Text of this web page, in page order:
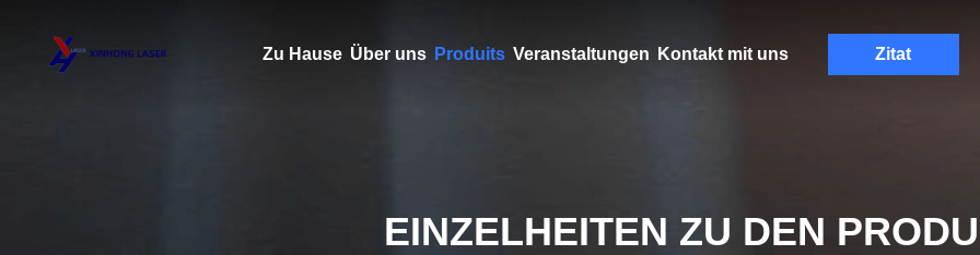
Zu Hause Über uns Produits Veranstaltungen Kontakt mit uns Zitat
EINZELHEITEN ZU DEN